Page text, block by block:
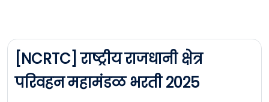
[NCRTC] राष्ट्रीय राजधानी क्षेत्र
परिवहन महामंडळ भरती 2025